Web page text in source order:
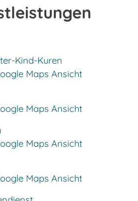
Kind-Kuren
Maps Ansicht
Maps Ansicht
Maps Ansicht
Maps Ansicht